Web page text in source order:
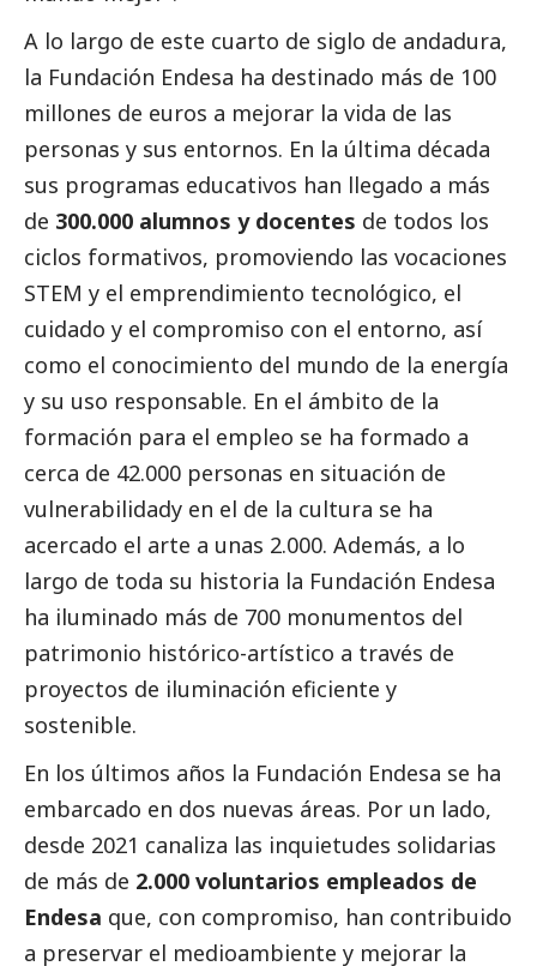
A lo largo de este cuarto de siglo de andadura,
la Fundación Endesa ha destinado más de 100
millones de euros a mejorar la vida de las
personas y sus entornos. En la última década
sus programas educativos han llegado a más
de 300.000 alumnos y docentes de todos los
ciclos formativos, promoviendo las vocaciones
STEM y el emprendimiento tecnológico, el
cuidado y el compromiso con el entorno, así
como el conocimiento del mundo de la energía
y su uso responsable. En el ámbito de la
formación para el empleo se ha formado a
cerca de 42.000 personas en situación de
vulnerabilidady en el de la cultura se ha
acercado el arte a unas 2.000. Además, a lo
largo de toda su historia la Fundación Endesa
ha iluminado más de 700 monumentos del
patrimonio histórico-artístico a través de
proyectos de iluminación eficiente y
sostenible.
En los últimos años la Fundación Endesa se ha
embarcado en dos nuevas áreas. Por un lado,
desde 2021 canaliza las inquietudes solidarias
de más de 2.000 voluntarios empleados de
Endesa que, con compromiso, han contribuido
a preservar el medioambiente y mejorar la